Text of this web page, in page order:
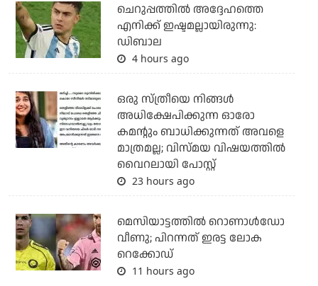
ചെറുപ്പത്തില്‍ അദ്ദേഹത്തെ
എനിക്ക് ഇഷ്ടമല്ലായിരുന്നു:
ഡിബാല
4 hours ago
ഒരു സ്ത്രീയെ നിങ്ങള്‍
അധിക്ഷേപിക്കുന്ന ഓരോ
കമന്റും ബാധിക്കുന്നത് അവളെ
മാത്രമല്ല; വിസ്മയ വിഷയത്തില്‍
വൈറലായി പോസ്റ്റ്
23 hours ago
മെസിയാട്ടത്തില്‍ റൊണാള്‍ഡോ
വീണു; പിറന്നത് ഇരട്ട ലോക
റെക്കോഡ്
11 hours ago